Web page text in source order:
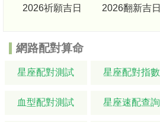
2026祈願吉日
2026翻新吉日
網路配對算命
星座配對測試 星座配對指數
血型配對測試 星座速配查詢